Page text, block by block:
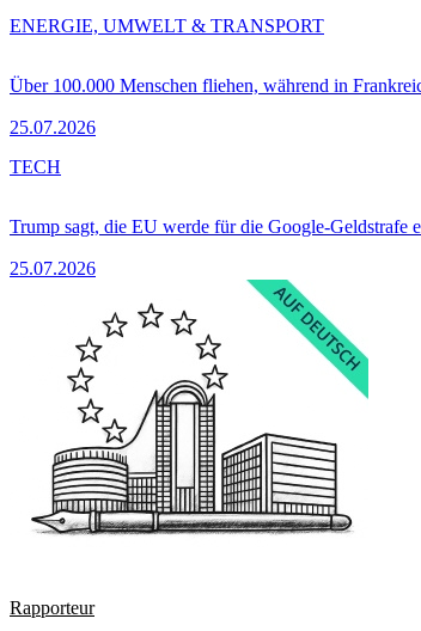
Über 100.000 Menschen fliehen, während in
25.07.2026
ENERGIE, UMWELT & TRANSPORT
Trump sagt, die EU werde für die Google-Geldstrafe
25.07.2026
TECH
Rapporteur